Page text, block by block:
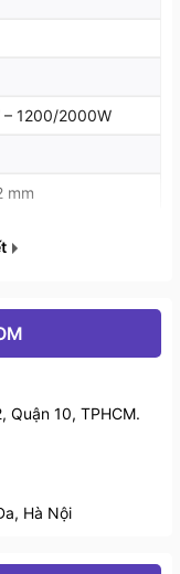
hàng, giúp quý
1200/2000W
mm
10, TPHCM.
Hà Nội